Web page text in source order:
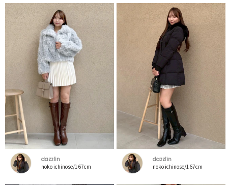
dazzlin
noko ichinose/167cm
dazzlin
noko ichinose/167cm